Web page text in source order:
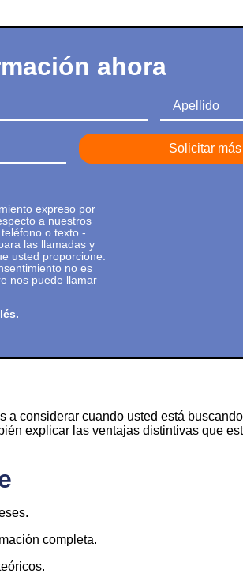
ahora
Apellido
expreso por
a nuestros
o texto -
las llamadas y
usted proporcione.
no es
nos puede llamar
considerar cuando usted está
explicar las ventajas distintivas que
completa.